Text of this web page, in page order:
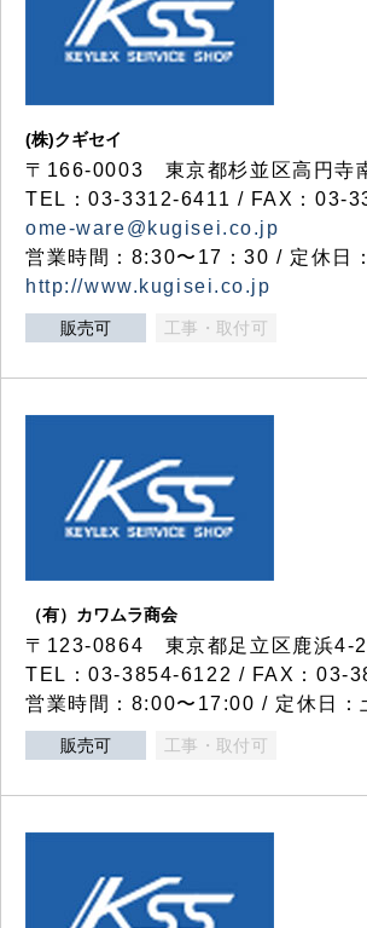
(株)クギセイ
〒166-0003 東京都杉並区高円寺
TEL：03-3312-6411 / FAX：03-
ome-ware@kugisei.co.jp
営業時間：8:30〜17：30 / 定休日
http://www.kugisei.co.jp
販売可 工事・取付可
（有）カワムラ商会
〒123-0864 東京都足立区鹿浜4-
TEL：03-3854-6122 / FAX：03-
営業時間：8:00〜17:00 / 定休日：
販売可 工事・取付可